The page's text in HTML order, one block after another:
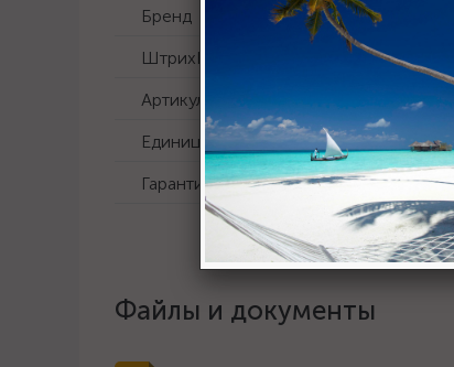
Бренд
ШтрихКод
Артикул
Единица измерения
Гарантия
Файлы и документы